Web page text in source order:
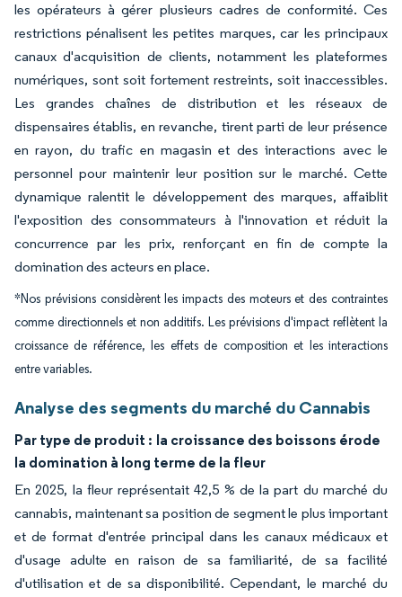
les opérateurs à gérer plusieurs cadres de conformité. Ces
restrictions pénalisent les petites marques, car les principaux
canaux d'acquisition de clients, notamment les plateformes
numériques, sont soit fortement restreints, soit inaccessibles.
Les grandes chaînes de distribution et les réseaux de
dispensaires établis, en revanche, tirent parti de leur présence
en rayon, du trafic en magasin et des interactions avec le
personnel pour maintenir leur position sur le marché. Cette
dynamique ralentit le développement des marques, affaiblit
l'exposition des consommateurs à l'innovation et réduit la
concurrence par les prix, renforçant en fin de compte la
domination des acteurs en place.
*Nos prévisions considèrent les impacts des moteurs et des contraintes
comme directionnels et non additifs. Les prévisions d'impact reflètent la
croissance de référence, les effets de composition et les interactions
entre variables.
Analyse des segments du marché du Cannabis
Par type de produit : la croissance des boissons érode
la domination à long terme de la fleur
En 2025, la fleur représentait 42,5 % de la part du marché du
cannabis, maintenant sa position de segment le plus important
et de format d'entrée principal dans les canaux médicaux et
d'usage adulte en raison de sa familiarité, de sa facilité
d'utilisation et de sa disponibilité. Cependant, le marché du